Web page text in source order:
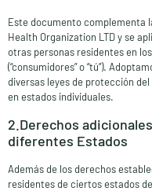
Este documento complementa
Health Organization LTD y se
otras personas residentes en
(“consumidores” o “tú”).
diversas leyes de protección
en estados individuales.
2.Derechos
diferentes Estados
Además de los derechos
residentes de ciertos estados